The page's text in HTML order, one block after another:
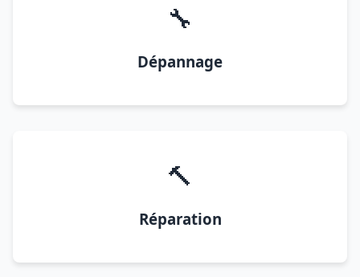
🔧
Dépannage
🔨
Réparation